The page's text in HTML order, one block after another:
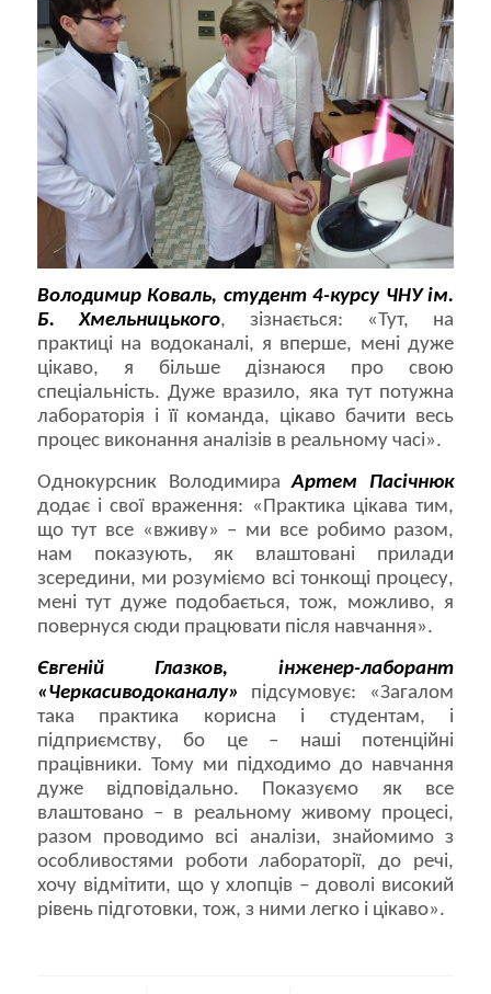
Володимир Коваль, студент 4-курсу ЧНУ ім.
Б. Хмельницького, зізнається: «Тут, на
практиці на водоканалі, я вперше, мені дуже
цікаво, я більше дізнаюся про свою
спеціальність. Дуже вразило, яка тут потужна
лабораторія і її команда, цікаво бачити весь
процес виконання аналізів в реальному часі».
Однокурсник ВолодимираАртем Пасічнюк
додає і свої враження: «Практика цікава тим,
що тут все «вживу» – ми все робимо разом,
нам показують, як влаштовані прилади
зсередини, ми розуміємо всі тонкощі процесу,
мені тут дуже подобається, тож, можливо, я
повернуся сюди працювати після навчання».
Євгеній Глазков, інженер-лаборант
«Черкасиводоканалу» підсумовує: «Загалом
така практика корисна і студентам, і
підприємству, бо це – наші потенційні
працівники. Тому ми підходимо до навчання
дуже відповідально. Показуємо як все
влаштовано – в реальному живому процесі,
разом проводимо всі аналізи, знайомимо з
особливостями роботи лабораторії, до речі,
хочу відмітити, що у хлопців – доволі високий
рівень підготовки, тож, з ними легко і цікаво».